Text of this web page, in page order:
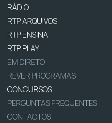
RÁDIO
RTP ARQUIVOS
RTP ENSINA
RTP PLAY
EM DIRETO
REVER PROGRAMAS
CONCURSOS
PERGUNTAS FREQUENTES
CONTACTOS